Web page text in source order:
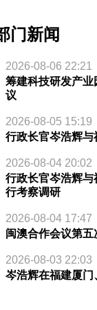
门新闻
2026-08-06 22:21
筹建科技研发产
议
2026-08-05 15:19
行政长官岑浩辉
2026-08-04 20:02
行政长官岑浩辉
行考察调研
2026-08-04 17:47
闽澳合作会议第
2026-08-03 22:03
岑浩辉在福建厦